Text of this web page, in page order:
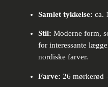
Samlet tykkelse: ca.
Stil: Moderne form,
for interessante
nordiske farver.
Farve: 26 mørkerød